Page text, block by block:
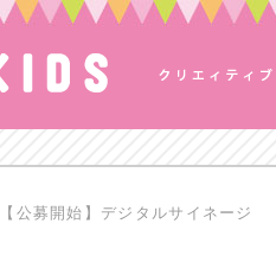
【公募開始】デジタルサイネージ